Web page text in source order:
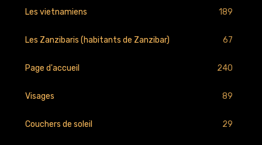
Les vietnamiens 189
Les Zanzibaris (habitants de Zanzibar) 67
Page d'accueil 240
Visages 89
Couchers de soleil 29